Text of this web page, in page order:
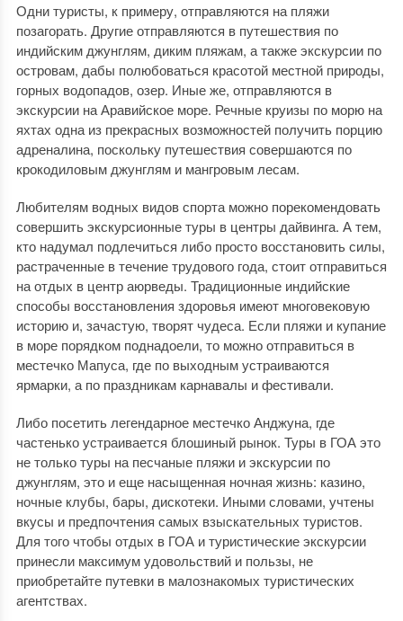
Одни туристы, к примеру, отправляются на пляжи
позагорать. Другие отправляются в путешествия по
индийским джунглям, диким пляжам, а также экскурсии по
островам, дабы полюбоваться красотой местной природы,
горных водопадов, озер. Иные же, отправляются в
экскурсии на Аравийское море. Речные круизы по морю на
яхтах одна из прекрасных возможностей получить порцию
адреналина, поскольку путешествия совершаются по
крокодиловым джунглям и мангровым лесам.
Любителям водных видов спорта можно порекомендовать
совершить экскурсионные туры в центры дайвинга. А тем,
кто надумал подлечиться либо просто восстановить силы,
растраченные в течение трудового года, стоит отправиться
на отдых в центр аюрведы. Традиционные индийские
способы восстановления здоровья имеют многовековую
историю и, зачастую, творят чудеса. Если пляжи и купание
в море порядком поднадоели, то можно отправиться в
местечко Мапуса, где по выходным устраиваются
ярмарки, а по праздникам карнавалы и фестивали.
Либо посетить легендарное местечко Анджуна, где
частенько устраивается блошиный рынок. Туры в ГОА это
не только туры на песчаные пляжи и экскурсии по
джунглям, это и еще насыщенная ночная жизнь: казино,
ночные клубы, бары, дискотеки. Иными словами, учтены
вкусы и предпочтения самых взыскательных туристов.
Для того чтобы отдых в ГОА и туристические экскурсии
принесли максимум удовольствий и пользы, не
приобретайте путевки в малознакомых туристических
агентствах.